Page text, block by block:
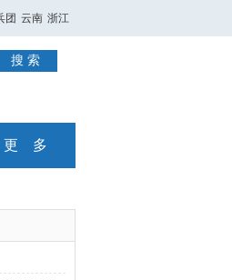
团 云南 浙江
搜 索
更 多